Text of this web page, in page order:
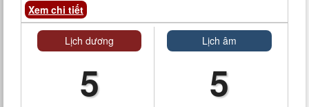
Xem chi tiết
Lịch dương
5
Lịch âm
5